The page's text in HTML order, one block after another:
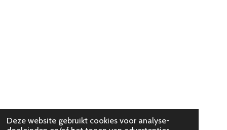
Deze website gebruikt cookies voor analyse-